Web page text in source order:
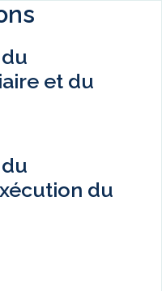
et du
du